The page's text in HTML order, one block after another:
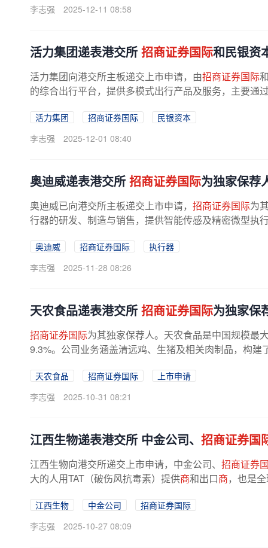
李志强 2025-12-11 08:58
活力集团递表港交所 招商证券国际和民银资
活力集团向港交所主板递交上市申请，由招商证券国际
的综合出行平台，提供多模式出行产品及服务，主要通
活力集团 招商证券国际
民银资本
李志强
2025-12-01 08:40
奥迪威递表港交所 招商证券国际为独家保荐
奥迪威已向港交所主板递交上市申请， 招商证券国际为
行器的研发、制造与销售，提供智能传感及精密微型执
奥迪威 招商证券国际
执行器
李志强
2025-11-28 08:26
天农食品递表港交所 招商证券国际为独家保
招商证券国际为其独家保荐人。天农食品是中国规模最
9.3%。公司业务涵盖清远鸡、生猪及相关肉制品，构
天农食品 招商证券国际
上市申请
李志强
2025-10-31 08:21
江西生物递表港交所 中金公司、 招商证券国
江西生物向港交所递交上市申请，中金公司、 招商证券
大的人用TAT（破伤风抗毒素）提供商和出口商，也是
江西生物 中金公司
招商证券国际
李志强
2025-10-27 08:09